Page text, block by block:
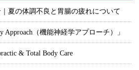
夏の体調不良と胃腸の疲れについて
Approach（機能神経学アプローチ）」
& Total Body Care